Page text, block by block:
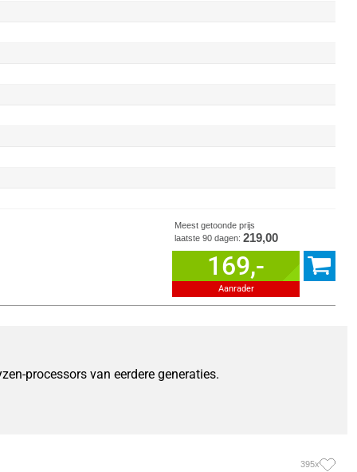
Meest getoonde prijs
laatste 90 dagen: 219,00
169,-
Aanrader
processors van eerdere generaties.
395x